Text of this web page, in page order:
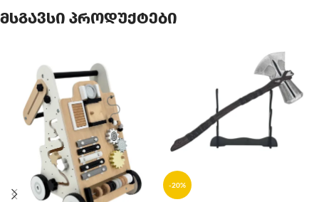
მსგავსი პროდუქტები
-20%